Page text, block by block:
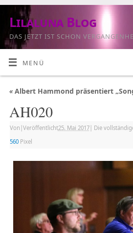
Lilaluna Blog
DAS JETZT IST SCHON
MENÜ
«Albert Hammond präsentiert
AH020
Von Veröffentlicht25. Mai 2017| Die
560Pixel